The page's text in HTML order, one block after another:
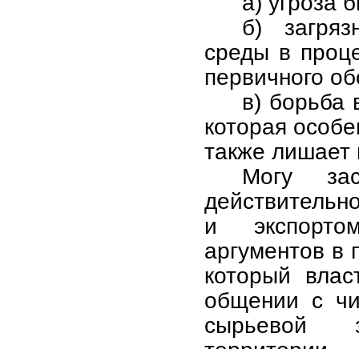
б)
среды в
первичного
в) борьба
которая
также лишает
Могу
и
аргументов в
который
общении с
сырьевой